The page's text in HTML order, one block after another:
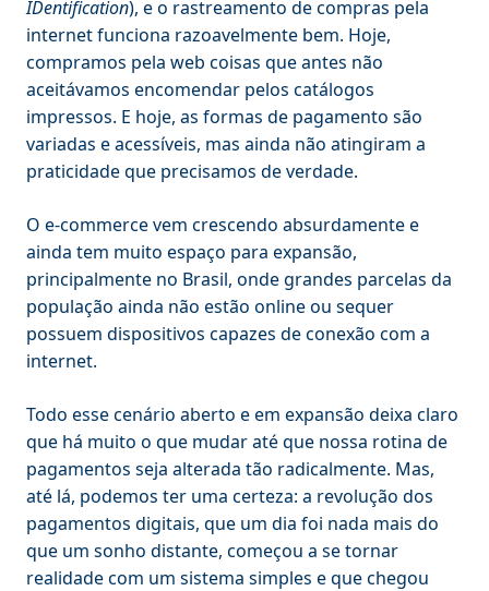
IDentification), e o rastreamento de compras pela
internet funciona razoavelmente bem. Hoje,
compramos pela web coisas que antes não
aceitávamos encomendar pelos catálogos
impressos. E hoje, as formas de pagamento são
variadas e acessíveis, mas ainda não atingiram a
praticidade que precisamos de verdade.
O e-commerce vem crescendo absurdamente e
ainda tem muito espaço para expansão,
principalmente no Brasil, onde grandes parcelas da
população ainda não estão online ou sequer
possuem dispositivos capazes de conexão com a
internet.
Todo esse cenário aberto e em expansão deixa claro
que há muito o que mudar até que nossa rotina de
pagamentos seja alterada tão radicalmente. Mas,
até lá, podemos ter uma certeza: a revolução dos
pagamentos digitais, que um dia foi nada mais do
que um sonho distante, começou a se tornar
realidade com um sistema simples e que chegou